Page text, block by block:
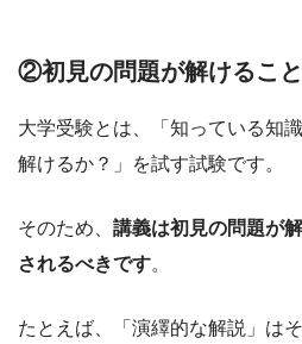
②初見の問題が解けるこ
大学受験とは、「知っている知
解けるか？」を試す試験です。
そのため、 講義は初見の問題が
されるべきです。
たとえば、「演繹的な解説」は